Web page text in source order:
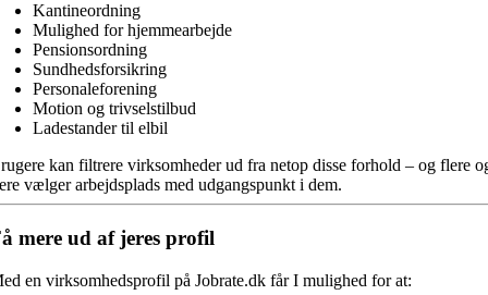
Kantineordning
Mulighed for hjemmearbejde
Pensionsordning
Sundhedsforsikring
Personaleforening
Motion og trivselstilbud
Ladestander til elbil
kan filtrere virksomheder ud fra netop disse forhold – og flere
vælger arbejdsplads med udgangspunkt i dem.
mere ud af jeres profil
en virksomhedsprofil på Jobrate.dk får I mulighed for at: